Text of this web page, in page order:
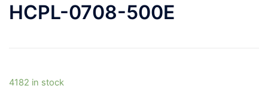
HCPL-0708-500E
4182 in stock